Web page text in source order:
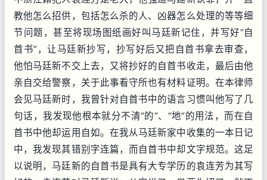
教他怎么招供，包括怎么杀的人、凶器怎么处理的等等细
节问题，甚至将现场图纸画好叫马廷新记住，并写好“自
首书”，让马廷新抄写，抄写好后又把自首书拿去审查，
他怕马廷新不交上去，又将抄好的自首书收走，最后由他
亲自交给警察，关于此事看守所也有材料证明。在本律师
会见马廷新时，我曾针对自首书中的语言习惯叫他写了几
句话，我发现他根本就分不清“的”、“地”的用法，而在自
首书中他却运用自如。在我从马廷新家中收集的一本日记
中，我发现其错别字连篇，而自首书中却文字规范。这足
以说明，马廷新的自首书是具有大专学历的袁连芳为其写